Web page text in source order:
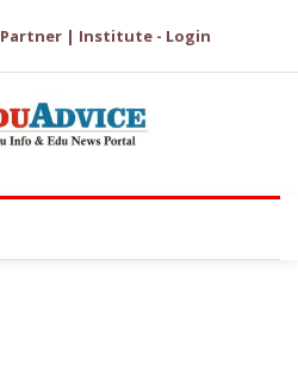
Partner | Institute - Login